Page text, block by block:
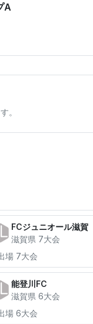
A
。
FCジュニオール滋賀
滋賀県 7大会
場 7大会
能登川FC
滋賀県 6大会
場 6大会